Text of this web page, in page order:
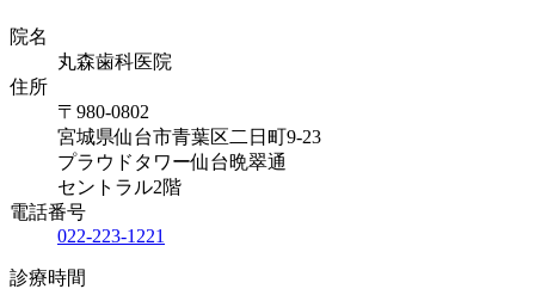
院名
丸森歯科医院
住所
〒980-0802
宮城県仙台市青葉区二日町9-23
プラウドタワー仙台晩翠通
セントラル2階
電話番号
022-223-1221
診療時間